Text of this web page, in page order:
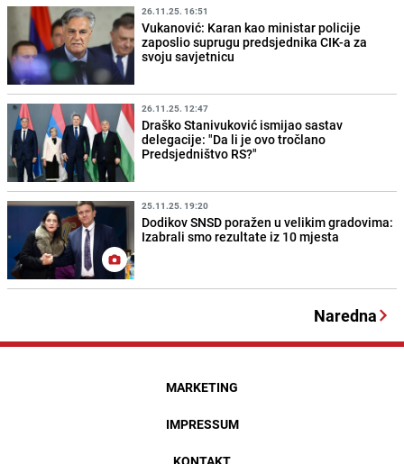
26.11.25. 16:51
Vukanović: Karan kao ministar policije
zaposlio suprugu predsjednika CIK-a za
svoju savjetnicu
26.11.25. 12:47
Draško Stanivuković ismijao sastav
delegacije: "Da li je ovo tročlano
Predsjedništvo RS?"
25.11.25. 19:20
Dodikov SNSD poražen u velikim gradovima:
Izabrali smo rezultate iz 10 mjesta
Naredna
MARKETING
IMPRESSUM